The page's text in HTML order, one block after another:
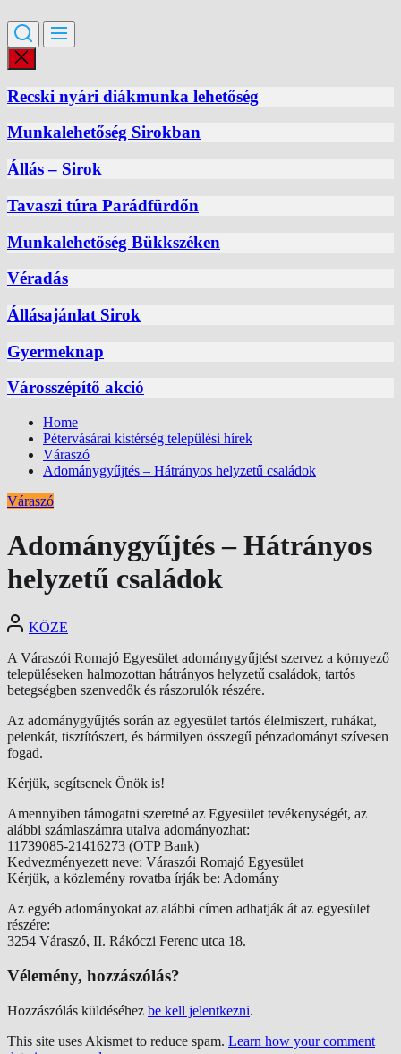
Recski nyári diákmunka lehetőség
Munkalehetőség Sirokban
Állás – Sirok
Tavaszi túra Parádfürdőn
Munkalehetőség Bükkszéken
Véradás
Állásajánlat Sirok
Gyermeknap
Városszépítő akció
Home
Pétervásárai kistérség települési hírek
Váraszó
Adománygyűjtés – Hátrányos helyzetű családok
Váraszó
Adománygyűjtés – Hátrányos
helyzetű családok
KÖZE
A Váraszói Romajó Egyesület adománygyűjtést szervez a környező
településeken halmozottan hátrányos helyzetű családok, tartós
betegségben szenvedők és rászorulók részére.
Az adománygyűjtés során az egyesület tartós élelmiszert, ruhákat,
pelenkát, tisztítószert, és bármilyen összegű pénzadományt szívesen
fogad.
Kérjük, segítsenek Önök is!
Amennyiben támogatni szeretné az Egyesület tevékenységét, az
alábbi számlaszámra utalva adományozhat:
11739085-21416273 (OTP Bank)
Kedvezményezett neve: Váraszói Romajó Egyesület
Kérjük, a közlemény rovatba írják be: Adomány
Az egyéb adományokat az alábbi címen adhatják át az egyesület
részére:
3254 Váraszó, II. Rákóczi Ferenc utca 18.
Vélemény, hozzászólás?
Hozzászólás küldéséhez be kell jelentkezni.
This site uses Akismet to reduce spam. Learn how your comment